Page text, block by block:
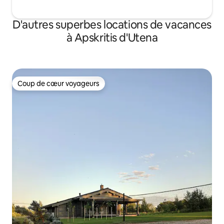
D'autres superbes locations de vacances
à Apskritis d'Utena
Coup de cœur voyageurs
Coup de cœur voyageurs